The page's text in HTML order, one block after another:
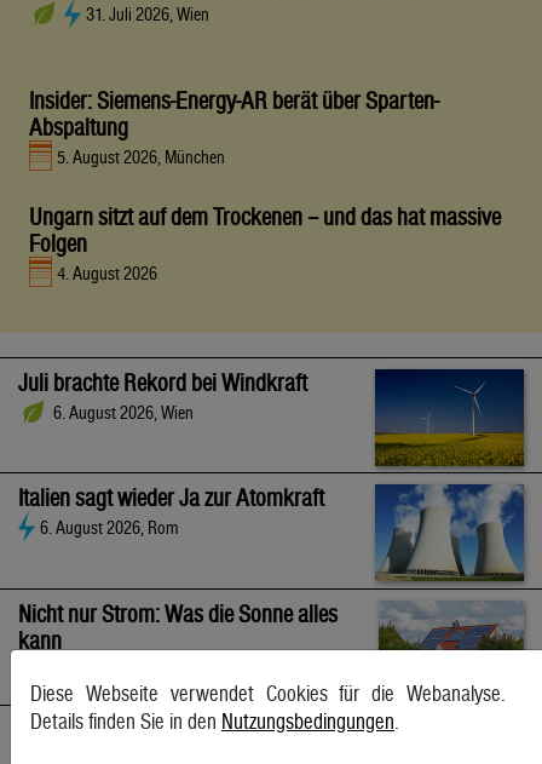
31. Juli 2026, Wien
Insider: Siemens-Energy-AR berät über Sparten-
Abspaltung
5. August 2026, München
Ungarn sitzt auf dem Trockenen – und das hat massive
Folgen
4. August 2026
Juli brachte Rekord bei Windkraft
6. August 2026, Wien
Italien sagt wieder Ja zur Atomkraft
6. August 2026, Rom
Nicht nur Strom: Was die Sonne alles
kann
Großhandelspreise legten auch im Juli kräftig zu
Diese Webseite verwendet Cookies für die Webanalyse.
Details finden Sie in den Nutzungsbedingungen.